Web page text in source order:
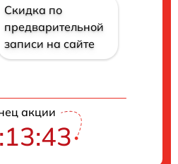
Скидка по
предварительной
записи на сайте
акции